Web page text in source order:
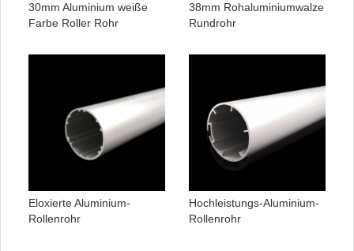
30mm Aluminium weiße
Farbe Roller Rohr
38mm Rohaluminiumwalze
Rundrohr
Eloxierte Aluminium-
Rollenrohr
Hochleistungs-Aluminium-
Rollenrohr